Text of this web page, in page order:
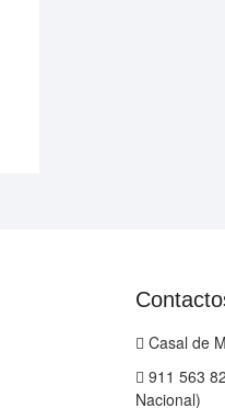
Casal de
911 563
Nacional)